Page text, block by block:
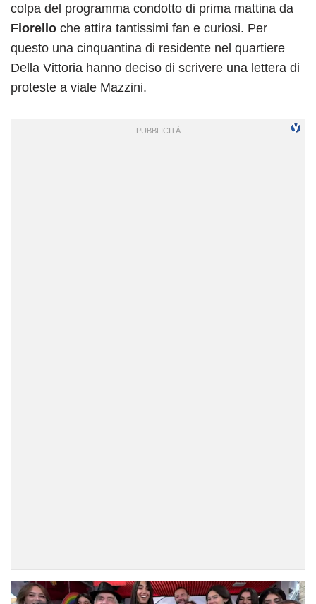
colpa del programma condotto di prima mattina da
Fiorello che attira tantissimi fan e curiosi. Per
questo una cinquantina di residente nel quartiere
Della Vittoria hanno deciso di scrivere una lettera di
proteste a viale Mazzini.